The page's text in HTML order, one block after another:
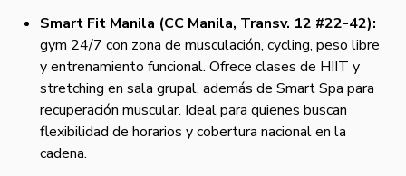
Smart Fit Manila (CC Manila, Transv. 12 #22-42):
gym 24/7 con zona de musculación, cycling, peso libre
y entrenamiento funcional. Ofrece clases de HIIT y
stretching en sala grupal, además de Smart Spa para
recuperación muscular. Ideal para quienes buscan
flexibilidad de horarios y cobertura nacional en la
cadena.